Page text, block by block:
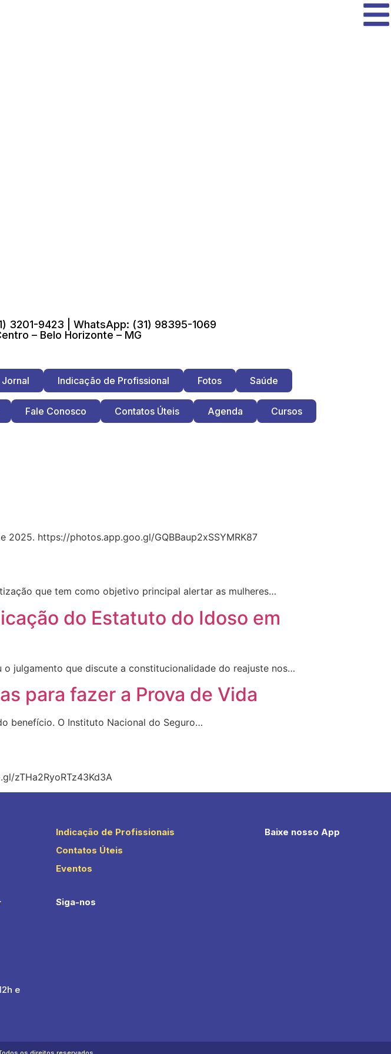
3201-9423 | WhatsApp: (31) 98395-1069
– Belo Horizonte – MG
Jornal Indicação de Profissional Fotos Saúde
Fale Conosco Contatos Úteis Agenda Cursos
https://photos.app.goo.gl/GQBBaup2xSSYMRK87
que tem como objetivo principal alertar as mulheres…
do Estatuto do Idoso em
julgamento que discute a constitucionalidade do reajuste nos…
para fazer a Prova de Vida
benefício. O Instituto Nacional do Seguro…
zTHa2RyoRTz43Kd3A
e
Indicação de Profissionais
Contatos Úteis
Eventos
Siga-nos
Baixe nosso App